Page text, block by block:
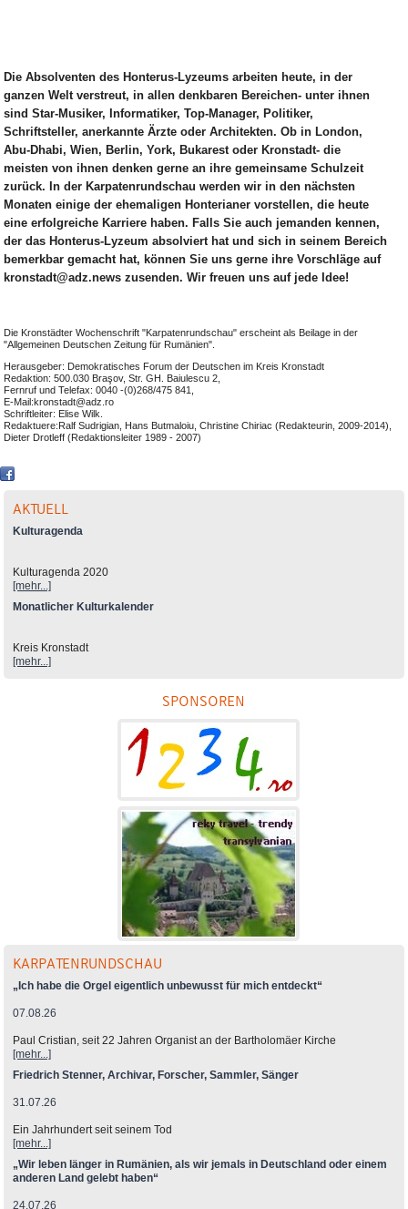
Die Absolventen des Honterus-Lyzeums arbeiten heute, in der
ganzen Welt verstreut, in allen denkbaren Bereichen- unter ihnen
sind Star-Musiker, Informatiker, Top-Manager, Politiker,
Schriftsteller, anerkannte Ärzte oder Architekten. Ob in London,
Abu-Dhabi, Wien, Berlin, York, Bukarest oder Kronstadt- die
meisten von ihnen denken gerne an ihre gemeinsame Schulzeit
zurück. In der Karpatenrundschau werden wir in den nächsten
Monaten einige der ehemaligen Honterianer vorstellen, die heute
eine erfolgreiche Karriere haben. Falls Sie auch jemanden kennen,
der das Honterus-Lyzeum absolviert hat und sich in seinem Bereich
bemerkbar gemacht hat, können Sie uns gerne ihre Vorschläge auf
kronstadt@adz.news zusenden. Wir freuen uns auf jede Idee!
Die Kronstädter Wochenschrift "Karpatenrundschau" erscheint als Beilage in der
"Allgemeinen Deutschen Zeitung für Rumänien".
Herausgeber: Demokratisches Forum der Deutschen im Kreis Kronstadt
Redaktion: 500.030 Braşov, Str. GH. Baiulescu 2,
Fernruf und Telefax: 0040 -(0)268/475 841,
E-Mail:kronstadt@adz.ro
Schriftleiter: Elise Wilk.
Redaktuere:Ralf Sudrigian, Hans Butmaloiu, Christine Chiriac (Redakteurin, 2009-2014),
Dieter Drotleff (Redaktionsleiter 1989 - 2007)
AKTUELL
Kulturagenda
Kulturagenda 2020
[mehr...]
Monatlicher Kulturkalender
Kreis Kronstadt
[mehr...]
SPONSOREN
KARPATENRUNDSCHAU
„Ich habe die Orgel eigentlich unbewusst für mich entdeckt“
07.08.26
Paul Cristian, seit 22 Jahren Organist an der Bartholomäer Kirche
[mehr...]
Friedrich Stenner, Archivar, Forscher, Sammler, Sänger
31.07.26
Ein Jahrhundert seit seinem Tod
[mehr...]
„Wir leben länger in Rumänien, als wir jemals in Deutschland oder einem
anderen Land gelebt haben“
24.07.26